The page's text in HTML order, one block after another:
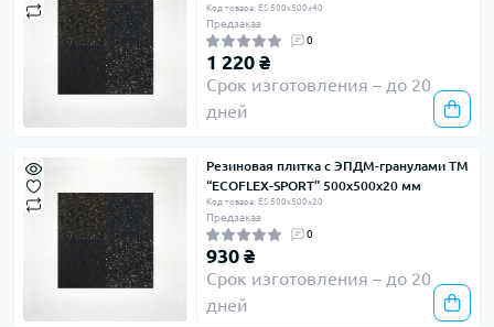
Код товара: ES 500х500х40
Предзаказ
0
1 220 ₴
Срок изготовления – до 20
дней
Резиновая плитка с ЭПДМ-гранулами ТМ
“ECOFLEX-SPORT” 500х500х20 мм
Код товара: ES 500х500х20
Предзаказ
0
930 ₴
Срок изготовления – до 20
дней